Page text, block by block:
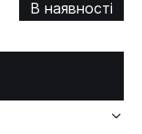
В наявності